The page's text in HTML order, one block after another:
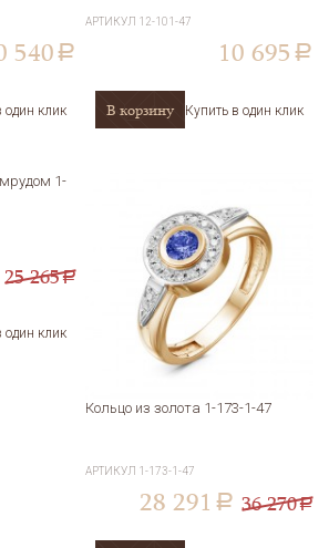
540 a
один клик
АРТИКУЛ 12-101-47
10 695 a
В корзину Купить в один клик
1-
25 265a
один клик
Кольцо из золота 1-173-1-47
АРТИКУЛ 1-173-1-47
28 291 a 36 270a